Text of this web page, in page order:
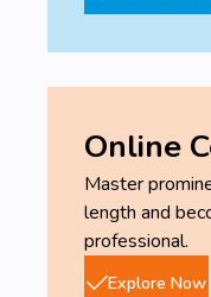
Online
Master
length and
professional.
Explore Now